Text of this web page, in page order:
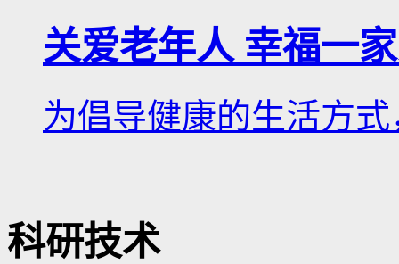
关爱老年人 幸福一
为倡导健康的生活方
科研技术